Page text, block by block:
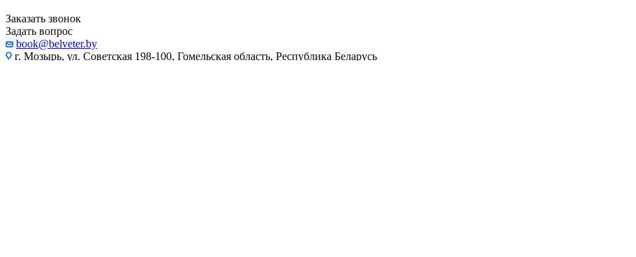
Заказать звонок
Задать вопрос
book@belveter.by
г. Мозырь, ул. Советская 198-100, Гомельская область, Республика Беларусь